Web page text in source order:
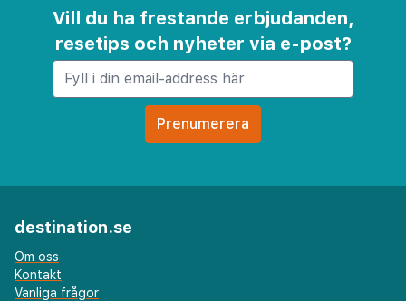
Vill du ha frestande erbjudanden,
resetips och nyheter via e-post?
destination.se
Om oss
Kontakt
Vanliga frågor